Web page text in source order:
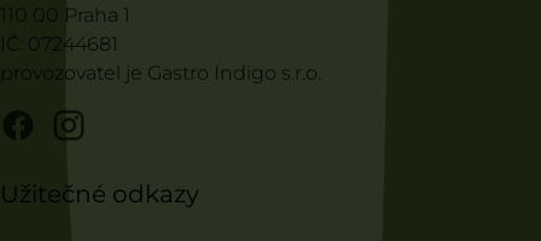
110 00 Praha 1
IČ: 07244681
provozovatel je Gastro Indigo s.r.o.
Užitečné odkazy